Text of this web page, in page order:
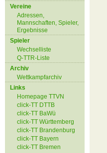
Vereine
Adressen,
Mannschaften, Spieler,
Ergebnisse
Spieler
Wechselliste
Q-TTR-Liste
Archiv
Wettkampfarchiv
Links
Homepage TTVN
click-TT DTTB
click-TT BaWü
click-TT Württemberg
click-TT Brandenburg
click-TT Bayern
click-TT Bremen